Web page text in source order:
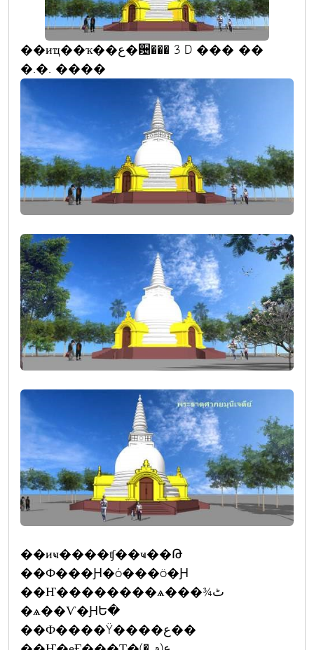
��иҵ��ҡ��ع�਴��� 3 D ��� ��
�.�. ����
��иҹ����ʧ��ҹ��Թ
��Ф���Ԩ�ó���ö�Ԩ
��Ҥ��������ѧ���¾ٹ
�ѧ��Ѵ�ԨԵ�
��Ф����Ÿ����ع��